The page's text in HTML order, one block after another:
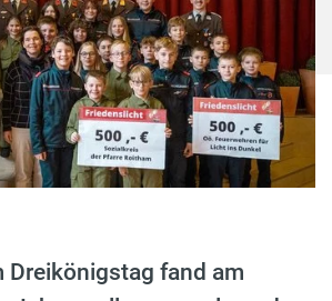
Dreikönigstag fand am